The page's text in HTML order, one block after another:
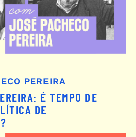
PEREIRA
É TEMPO DE
DE